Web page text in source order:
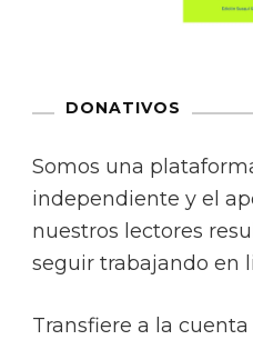
DONATIVOS
Somos una
independiente y el
nuestros lectores
seguir trabajando en
Transfiere a la